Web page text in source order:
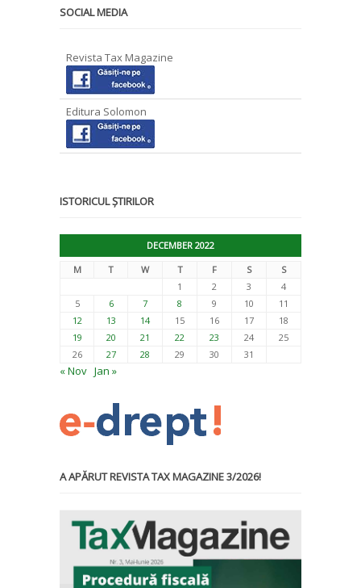
SOCIAL MEDIA
Revista Tax Magazine
Editura Solomon
ISTORICUL ȘTIRILOR
DECEMBER 2022
M
T W T F S
S
1
2 3
4
5
6 7 8 9 10
11
12
13 14 15 16 17
18
19
20 21 22 23 24
25
26
27 28 29 30 31
« Nov Jan »
A APĂRUT REVISTA TAX MAGAZINE 3/2026!